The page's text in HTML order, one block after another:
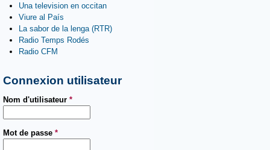
Una television en occitan
Viure al País
La sabor de la lenga (RTR)
Radio Temps Rodés
Radio CFM
Connexion utilisateur
Nom d'utilisateur *
Mot de passe *